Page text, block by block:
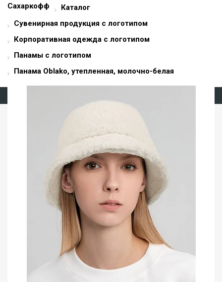
Сахаркофф
Каталог
Сувенирная продукция с логотипом
Корпоративная одежда с логотипом
Панамы с логотипом
Панама Oblako, утепленная, молочно-белая